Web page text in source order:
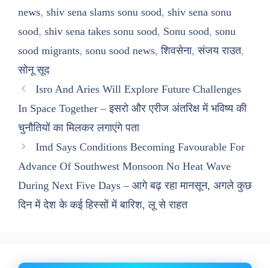
news, shiv sena slams sonu sood, shiv sena sonu
sood, shiv sena takes sonu sood, Sonu sood, sonu
sood migrants, sonu sood news,शिवसेना,संजय राउत,
सोनू सूद
Isro And Aries Will Explore Future Challenges
In Space Together – इसरो और एरीज अंतरिक्ष में भविष्य की
चुनौतियों का मिलकर लगाएंगे पता
Imd Says Conditions Becoming Favourable For
Advance Of Southwest Monsoon No Heat Wave
During Next Five Days – आगे बढ़ रहा मानसून, अगले कुछ
दिन में देश के कई हिस्सों में बारिश, लू से राहत